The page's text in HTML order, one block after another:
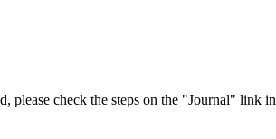
please check the steps on the "Journal" link